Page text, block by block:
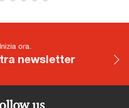
il proprio percorso
competizione, i team si
prove suddivise in due
completo della
ora.
newsletter